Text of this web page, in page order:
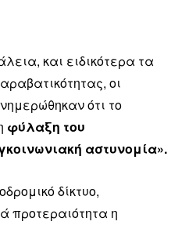
και ειδικότερα τα
οι
ότι το
φύλαξη του
αστυνομία».
δίκτυο,
προτεραιότητα η